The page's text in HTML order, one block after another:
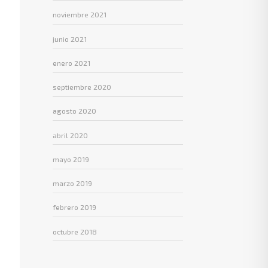
noviembre 2021
junio 2021
enero 2021
septiembre 2020
agosto 2020
abril 2020
mayo 2019
marzo 2019
febrero 2019
octubre 2018